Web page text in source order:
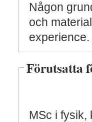
Någon
och
experience.
Förutsatta
MSc i fysik,